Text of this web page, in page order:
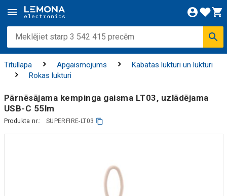
Titullapa Apgaismojums
Kabatas lukturi un lukturi
Rokas lukturi
Pārnēsājama kempinga gaisma LT03, uzlādējama
USB-C 55lm
Produkta nr.: SUPERFIRE-LT03